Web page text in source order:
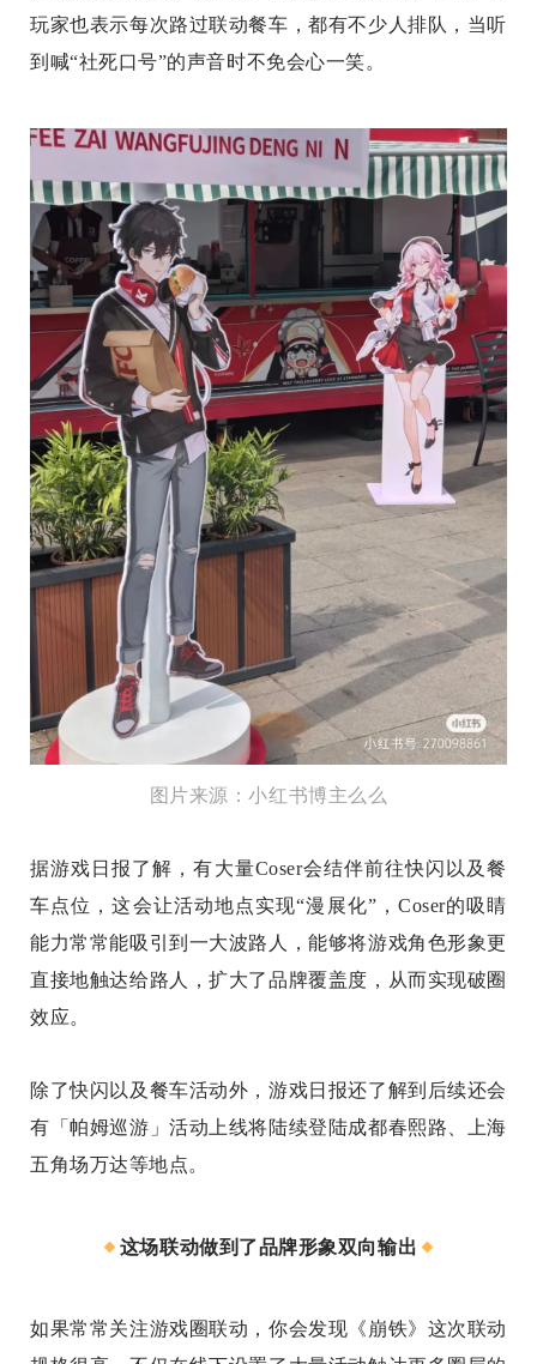
玩家也表示每次路过联动餐车，都有不少人排队，当听
到喊“社死口号”的声音时不免会心一笑。
图片来源：小红书博主么么
据游戏日报了解，有大量Coser会结伴前往快闪以及餐
车点位，这会让活动地点实现“漫展化”，Coser的吸睛
能力常常能吸引到一大波路人，能够将游戏角色形象更
直接地触达给路人，扩大了品牌覆盖度，从而实现破圈
效应。
除了快闪以及餐车活动外，游戏日报还了解到后续还会
有「帕姆巡游」活动上线将陆续登陆成都春熙路、上海
五角场万达等地点。
这场联动做到了品牌形象双向输出
如果常常关注游戏圈联动，你会发现《崩铁》这次联动